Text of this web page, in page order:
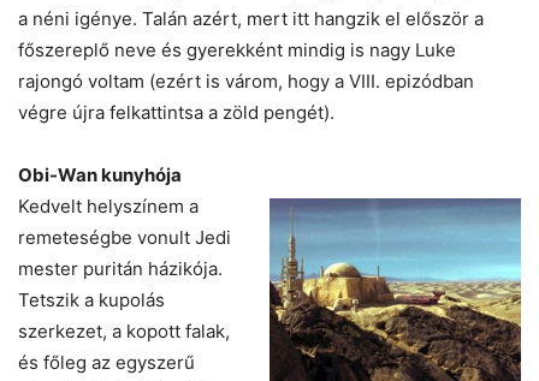
a néni igénye. Talán azért, mert itt hangzik el először a
főszereplő neve és gyerekként mindig is nagy Luke
rajongó voltam (ezért is várom, hogy a VIII. epizódban
végre újra felkattintsa a zöld pengét).
Obi-Wan kunyhója
Kedvelt helyszínem a
remeteségbe vonult Jedi
mester puritán házikója.
Tetszik a kupolás
szerkezet, a kopott falak,
és főleg az egyszerű